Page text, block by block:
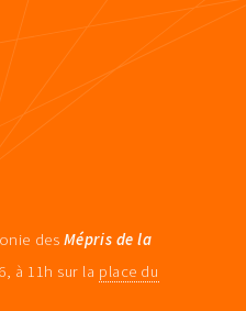
des Mépris de la
à 11h sur la place du